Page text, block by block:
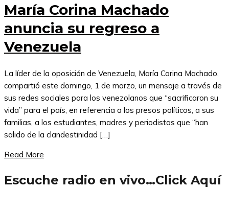
María Corina Machado
anuncia su regreso a
Venezuela
La líder de la oposición de Venezuela, María Corina Machado,
compartió este domingo, 1 de marzo, un mensaje a través de
sus redes sociales para los venezolanos que “sacrificaron su
vida” para el país, en referencia a los presos políticos, a sus
familias, a los estudiantes, madres y periodistas que “han
salido de la clandestinidad […]
Read More
Escuche radio en vivo…Click Aquí